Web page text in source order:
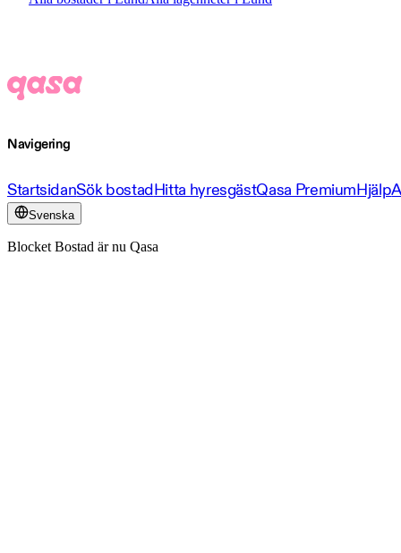
Navigering
StartsidanSök bostadHitta hyresgästQasa PremiumHjälp
Svenska
Blocket Bostad är nu Qasa